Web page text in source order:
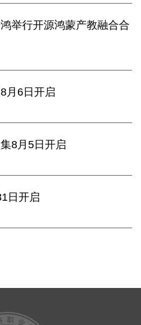
举行开源鸿蒙产教融合合
月6日开启
8月5日开启
日开启